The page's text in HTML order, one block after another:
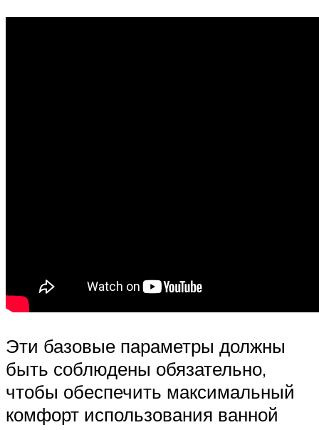
Эти базовые параметры должны
быть соблюдены обязательно,
чтобы обеспечить максимальный
комфорт использования ванной